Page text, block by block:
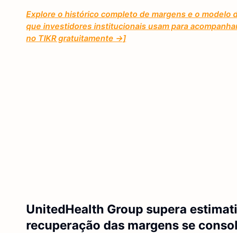
Explore o histórico completo de margens e o modelo
que investidores institucionais usam para
no TIKR gratuitamente →]
UnitedHealth Group supera
recuperação das margens se